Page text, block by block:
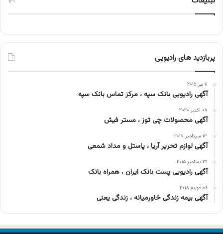
پربازدید های رادیویی
۱۱ می ۲۰۱۵
آگهی رادیویی بانک سپه ، مرکز تماس بانک سپه
۰۷ اکتبر ۲۰۲۰
آگهی محصولات چی توز ، مستر فیش
۱۳ سپتامبر ۲۰۱۷
آگهی لوازم تحریر آریا ، پاستل و مداد شمعی
۳۱ دسامبر ۲۰۱۵
آگهی رادیویی پست بانک ایران ، همراه بانک
۰۶ فوریه ۲۰۱۸
آگهی بیمه زندگی خاورمیانه ، زندگی یعنی